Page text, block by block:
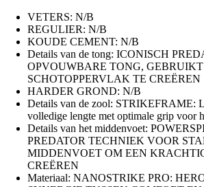
VETERS: N/B
REGULIER: N/B
KOUDE CEMENT: N/B
Details van de tong: ICONISCH
OPVOUWBARE TONG,
SCHOTOPPERVLAK TE CREËREN
HARDER GROND: N/B
Details van de zool: STRIKEFRAME:
volledige lengte met optimale grip voor
Details van het middenvoet:
PREDATOR TECHNIEK VOOR
MIDDENVOET OM EEN
CREËREN
Materiaal: NANOSTRIKE PRO: